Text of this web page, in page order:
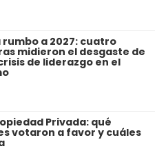
rumbo a 2027: cuatro
midieron el desgaste de
de liderazgo en el
Privada: qué
votaron a favor y cuáles